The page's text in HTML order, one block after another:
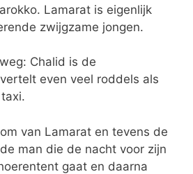
Lamarat is eigenlijk
zwijgzame jongen.
Chalid is de
even veel roddels als
van Lamarat en tevens de
man die de nacht voor zijn
gaat en daarna